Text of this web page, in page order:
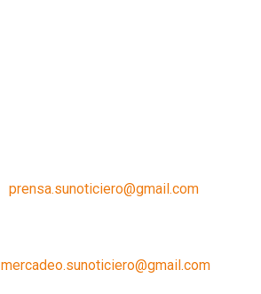
prensa.sunoticiero@gmail.com
mercadeo.sunoticiero@gmail.com